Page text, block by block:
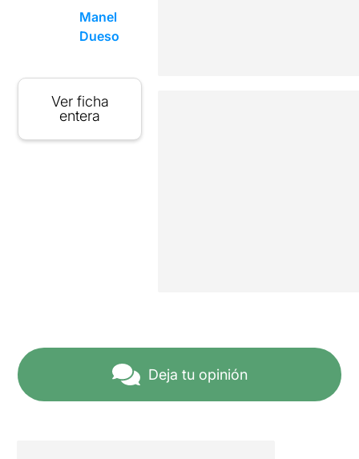
Manel
Dueso
Ver ficha
entera
Deja tu opinión